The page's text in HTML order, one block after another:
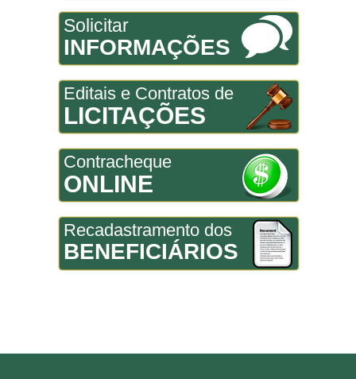
Solicitar
INFORMAÇÕES
Editais e Contratos de
LICITAÇÕES
Contracheque
ONLINE
Recadastramento dos
BENEFICIÁRIOS